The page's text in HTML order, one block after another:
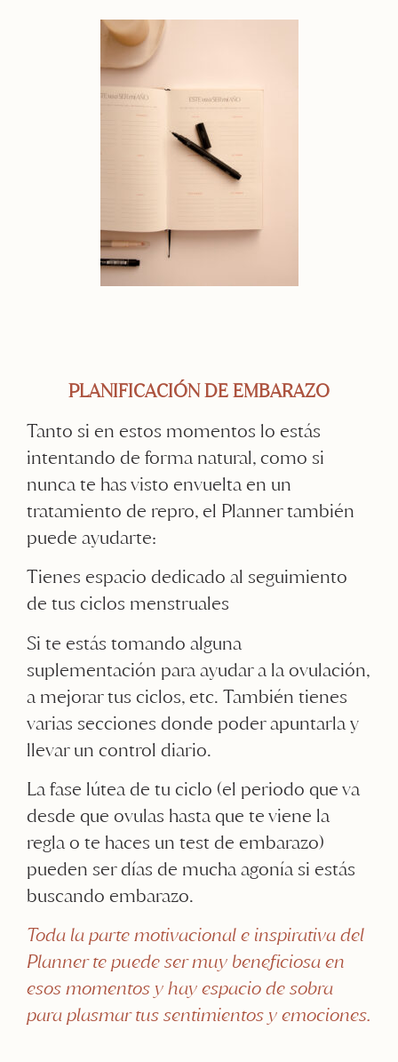
PLANIFICACIÓN DE EMBARAZO
Tanto si en estos momentos lo estás
intentando de forma natural, como si
nunca te has visto envuelta en un
tratamiento de repro, el Planner también
puede ayudarte:
Tienes espacio dedicado al seguimiento
de tus ciclos menstruales
Si te estás tomando alguna
suplementación para ayudar a la ovulación,
a mejorar tus ciclos, etc. También tienes
varias secciones donde poder apuntarla y
llevar un control diario.
La fase lútea de tu ciclo (el periodo que va
desde que ovulas hasta que te viene la
regla o te haces un test de embarazo)
pueden ser días de mucha agonía si estás
buscando embarazo.
Toda la parte motivacional e inspirativa del
Planner te puede ser muy beneficiosa en
esos momentos y hay espacio de sobra
para plasmar tus sentimientos y emociones.